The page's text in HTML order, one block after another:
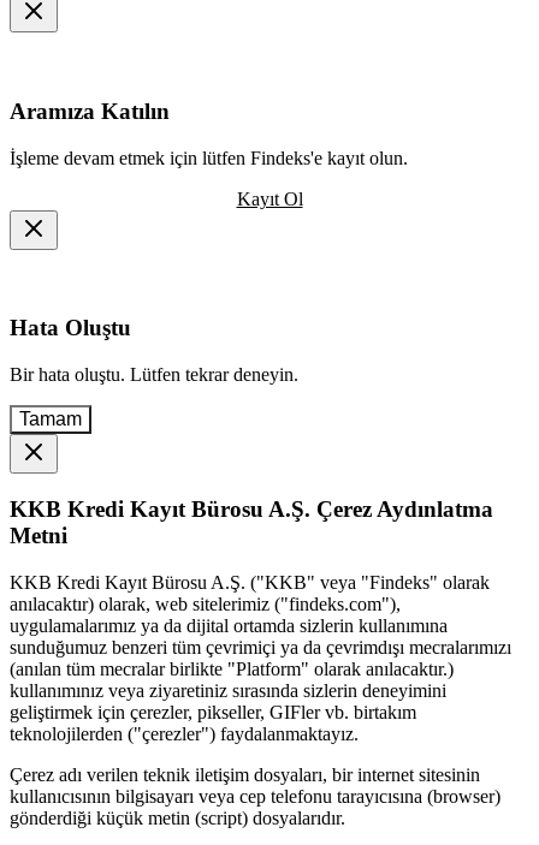
Aramıza Katılın
İşleme devam etmek için lütfen Findeks'e kayıt olun.
Kayıt Ol
Hata Oluştu
Bir hata oluştu. Lütfen tekrar deneyin.
Tamam
KKB Kredi Kayıt Bürosu A.Ş. Çerez Aydınlatma
Metni
KKB Kredi Kayıt Bürosu A.Ş. ("KKB" veya "Findeks" olarak
anılacaktır) olarak, web sitelerimiz ("findeks.com"),
uygulamalarımız ya da dijital ortamda sizlerin kullanımına
sunduğumuz benzeri tüm çevrimiçi ya da çevrimdışı mecralarımızı
(anılan tüm mecralar birlikte "Platform" olarak anılacaktır.)
kullanımınız veya ziyaretiniz sırasında sizlerin deneyimini
geliştirmek için çerezler, pikseller, GIFler vb. birtakım
teknolojilerden ("çerezler") faydalanmaktayız.
Çerez adı verilen teknik iletişim dosyaları, bir internet sitesinin
kullanıcısının bilgisayarı veya cep telefonu tarayıcısına (browser)
gönderdiği küçük metin (script) dosyalarıdır.